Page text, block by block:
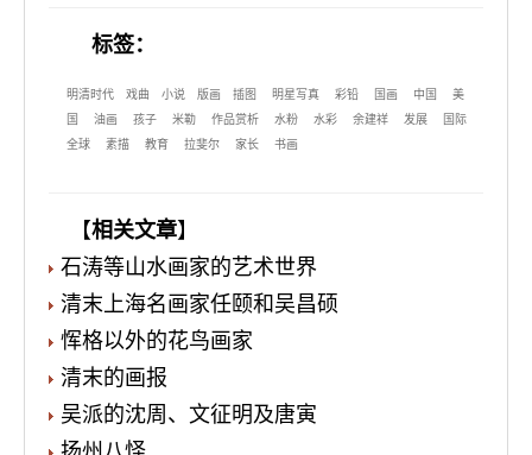
标签：
明清时代 戏曲 小说 版画 插图 明星写真 彩铅 国画 中国
美
国
油画 孩子 米勒 作品赏析 水粉 水彩 余建祥 发展
国际
全球
素描 教育 拉斐尔 家长 书画
【相关文章】
石涛等山水画家的艺术世界
清末上海名画家任颐和吴昌硕
恽格以外的花鸟画家
清末的画报
吴派的沈周、文征明及唐寅